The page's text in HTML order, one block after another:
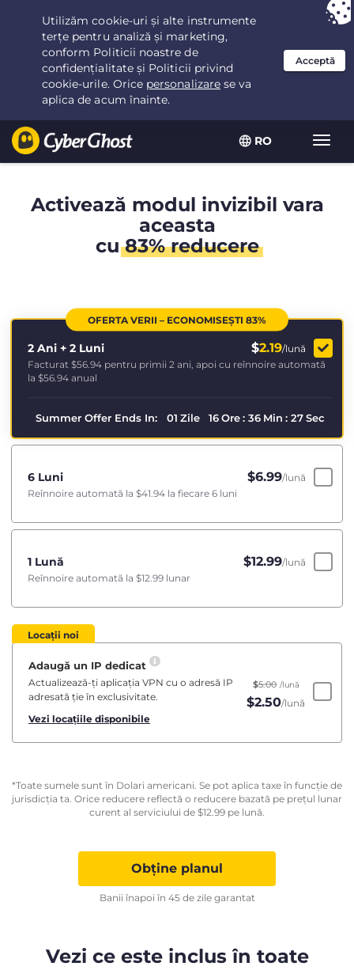
RO
Ai ales:Cea mai bună ofertăpentru 2.1666666666667ani la $
Activează modul invizibil vara
aceasta
cu83% reducere
OFERTA VERII – ECONOMISEȘTI 83%
2 Ani + 2 Luni $2.19/lună
Facturat $56.94 pentru primii 2 ani, apoi cu reînnoire automată
la $56.94 anual
Summer Offer Ends In: 01 Zile 16Ore: 36 Min : 26Sec
6 Luni $6.99/lună
Reînnoire automată la $41.94 la fiecare 6 luni
1 Lună $12.99/lună
Reînnoire automată la $12.99 lunar
Locații noi
Adaugă un IP dedicat
Actualizează-ți aplicația VPN cu o adresă IP
adresată ție în exclusivitate.
Vezi locațiile disponibile
$5.00 /lună
$2.50/lună
*Toate sumele sunt în Dolari americani. Se pot aplica taxe în funcție de
jurisdicția ta. Orice reducere reflectă o reducere bazată pe prețul lunar
curent al serviciului de $12.99 pe lună.
Obține planul
Banii înapoi în 45 de zile garantat
Vezi ce este inclus în toate